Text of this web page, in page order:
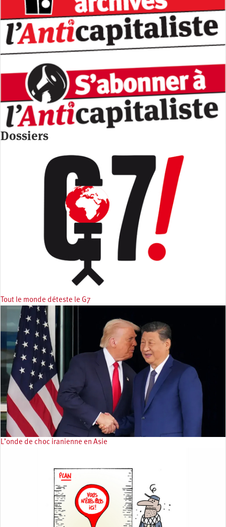
Dossiers
Tout le monde déteste le G7
L’onde de choc iranienne en Asie